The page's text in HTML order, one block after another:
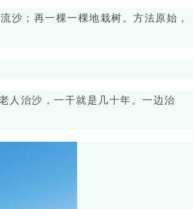
沙；再一棵一棵地栽树。方法原始，
人治沙，一干就是几十年。一边治